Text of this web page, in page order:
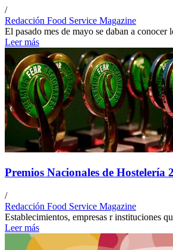
/
Redacción Food Service Magazine
El pasado mes de mayo se daban a
Leer más
Premios Nacionales de Hostelería
/
Redacción Food Service Magazine
Establecimientos, empresas r instituciones
Leer más